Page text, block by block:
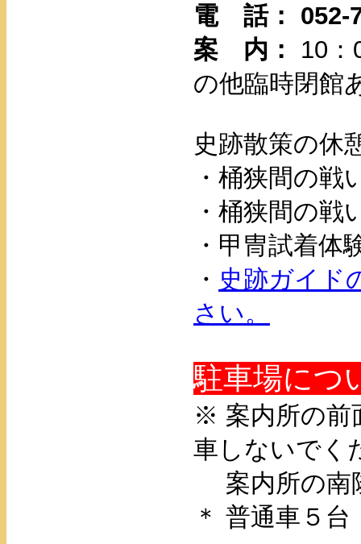
電 話：
052-
案 内： 10
の他臨時閉館
史跡散策の休
・桶狭間の
・桶狭間の
・甲冑試着体
・ 史跡ガイド
さい。
駐車場につ
※ 案内所の前
車しないでく
案内所の南
＊ 普通車５